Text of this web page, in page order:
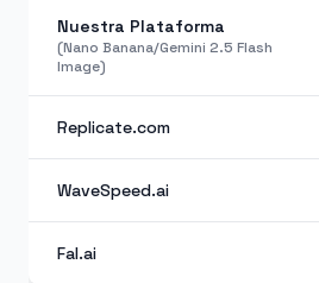
Nuestra Plataforma
(Nano Banana/Gemini 2.5 Flash
Image)
Replicate.com
WaveSpeed.ai
Fal.ai